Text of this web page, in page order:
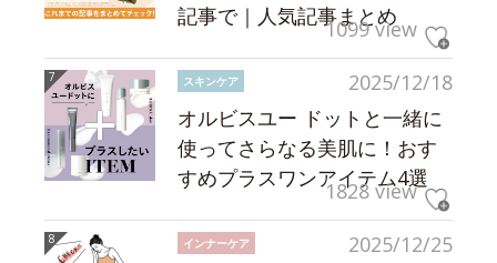
記事で｜人気記事まとめ
1099 view
2025/12/18
スキンケア
オルビスユー ドットと一緒に
使ってさらなる美肌に！おす
すめプラスワンアイテム4選
1828 view
2025/12/25
インナーケア